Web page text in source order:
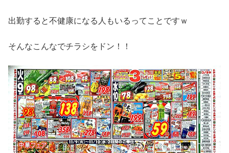
出勤すると不健康になる人もいるってことですｗ
そんなこんなでチラシをドン！！